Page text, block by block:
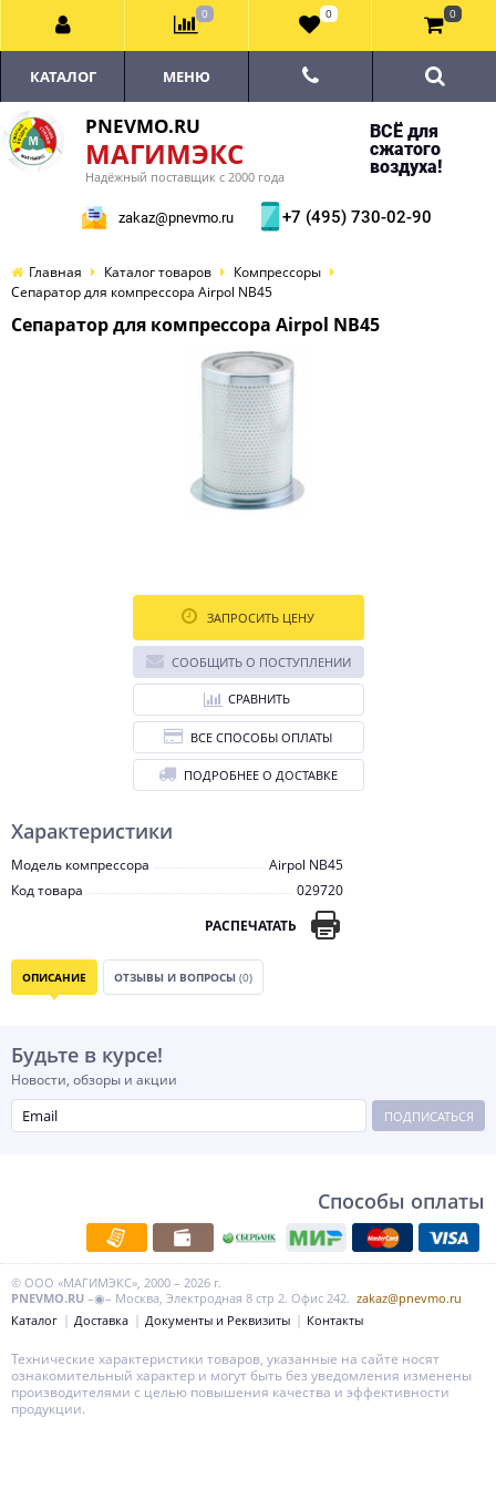
PNEVMO.RU
МАГИМЭКС
Надёжный поставщик с 2000 года
ВСЁ для
сжатого
воздуха!
zakaz@pnevmo.ru +7 (495) 730-02-90
КАТАЛОГ МЕНЮ
Главная Каталог товаров
Компрессоры
Сепаратор для компрессора Airpol NB45
Сепаратор для компрессора Airpol NB45
Характеристики
Модель компрессора
Airpol NB45
Код товара
029720
РАСПЕЧАТАТЬ
ЗАПРОСИТЬ ЦЕНУ
СООБЩИТЬ О ПОСТУПЛЕНИИ
СРАВНИТЬ
ВСЕ СПОСОБЫ ОПЛАТЫ
ПОДРОБНЕЕ О ДОСТАВКЕ
ОПИСАНИЕ ОТЗЫВЫ И ВОПРОСЫ (0)
Будьте в курсе!
Новости, обзоры и акции
ПОДПИСАТЬСЯ
Способы оплаты
© ООО «МАГИМЭКС», 2000 – 2026 г.
PNEVMO.RU –◉– Москва, Электродная 8 стр 2. Офис 242. zakaz@pnevmo.ru
Каталог
Доставка Документы и Реквизиты Контакты
0 0 0
Технические характеристики товаров, указанные на сайте носят
ознакомительный характер и могут быть без уведомления изменены
производителями с целью повышения качества и эффективности
продукции.